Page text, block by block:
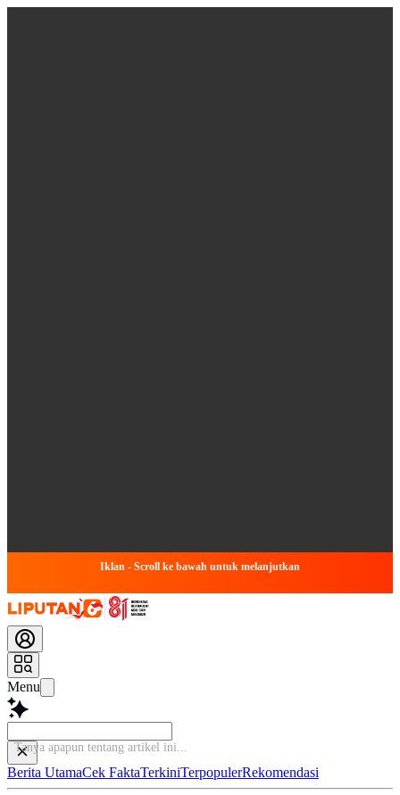
Iklan - Scroll ke bawah untuk melanjutkan
Menu
Bac
Berita UtamaCek FaktaTerkiniTerpopulerRekomendasi